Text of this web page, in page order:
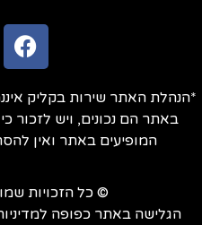
האתר שירות בקליק
באתר הם נכונים, ויש לזכור כי
המופיעים באתר ואין
© כל הזכויות שמורות
הגלישה באתר כפופה